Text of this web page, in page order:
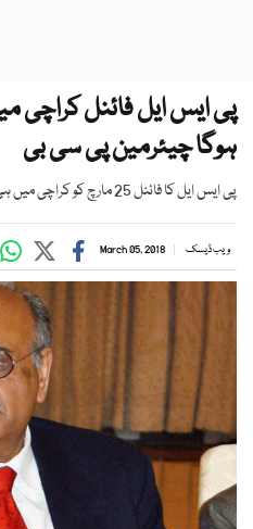
پی ایس ایل فائنل کراچی
ہوگا چیئرمین پی سی بی
پی ایس ایل کا فائنل 25 مارچ کو کراچی میں ہی کھیلا جائے گا، نجم سیٹھی
ویب ڈیسک March 05, 2018